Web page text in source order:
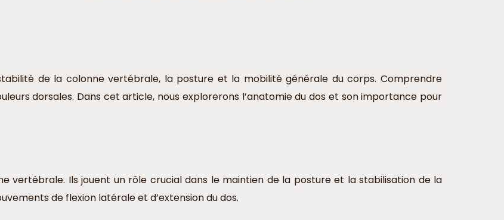
de la colonne vertébrale, la posture et la mobilité générale du corps. Comprendre
dorsales. Dans cet article, nous explorerons l’anatomie du dos et son importance pour
vertébrale. Ils jouent un rôle crucial dans le maintien de la posture et la stabilisation de la
de flexion latérale et d’extension du dos.